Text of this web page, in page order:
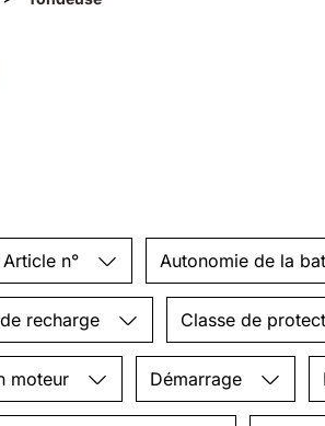
Article n° Autonomie de la
recharge Classe de
moteur Démarrage